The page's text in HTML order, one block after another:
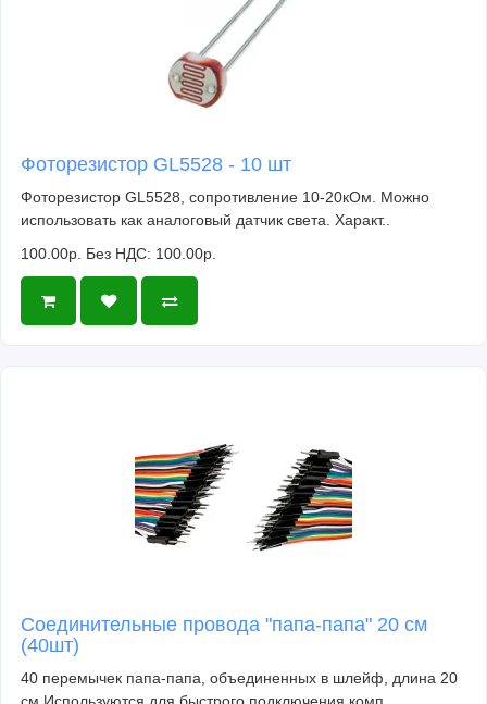
Фоторезистор GL5528 - 10 шт
Фоторезистор GL5528, сопротивление 10-20кОм. Можно
использовать как аналоговый датчик света. Характ..
100.00р. Без НДС: 100.00р.
Соединительные провода "папа-папа" 20 см
(40шт)
40 перемычек папа-папа, объединенных в шлейф, длина 20